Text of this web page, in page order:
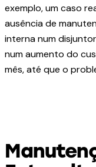
exemplo, um caso
ausência de
interna num
num aumento do
mês, até que o